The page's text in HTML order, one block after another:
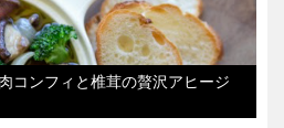
コンフィと椎茸の贅沢アヒージ